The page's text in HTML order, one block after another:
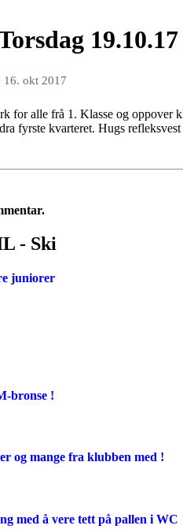
19.10.17
16. okt 2017
for alle frå 1. Klasse og oppover
fyrste kvarteret. Hugs refleksvest
- Ski
juniorer
bronse !
og mange fra klubben med !
med å vere tett på pallen i WC